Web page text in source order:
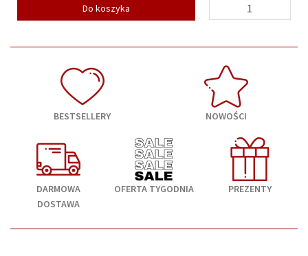
Do koszyka
BESTSELLERY NOWOŚCI
DARMOWA
DOSTAWA
OFERTA TYGODNIA PREZENTY